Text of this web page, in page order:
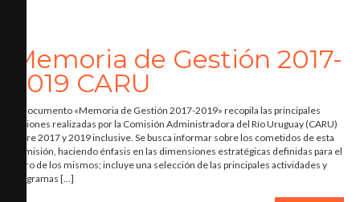
Memoria de Gestión 2017-
2019 CARU
El documento «Memoria de Gestión 2017-2019» recopila las principales
acciones realizadas por la Comisión Administradora del Río Uruguay (CARU)
entre 2017 y 2019 inclusive. Se busca informar sobre los cometidos de esta
Comisión, haciendo énfasis en las dimensiones estratégicas definidas para el
logro de los mismos; incluye una selección de las principales actividades y
programas […]